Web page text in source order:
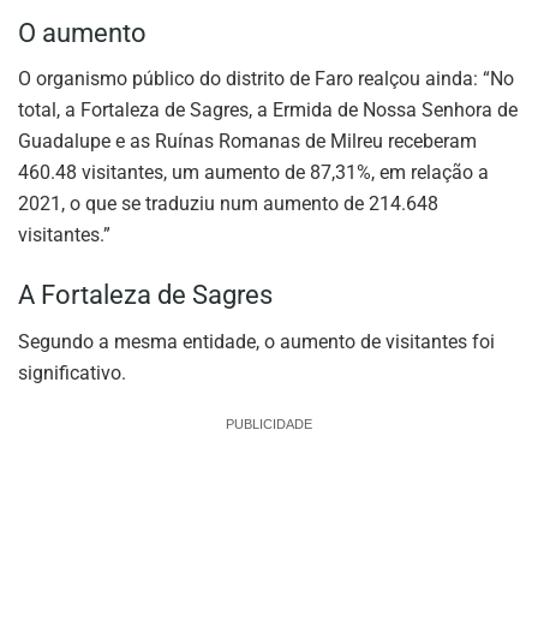
O aumento
O organismo público do distrito de Faro realçou ainda: “No
total, a Fortaleza de Sagres, a Ermida de Nossa Senhora de
Guadalupe e as Ruínas Romanas de Milreu receberam
460.48 visitantes, um aumento de 87,31%, em relação a
2021, o que se traduziu num aumento de 214.648
visitantes.”
A Fortaleza de Sagres
Segundo a mesma entidade, o aumento de visitantes foi
significativo.
PUBLICIDADE